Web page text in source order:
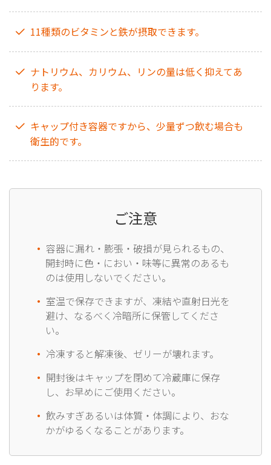
11種類のビタミンと鉄が摂取できます。
ナトリウム、カリウム、リンの量は低く抑えてあ
ります。
キャップ付き容器ですから、少量ずつ飲む場合も
衛生的です。
ご注意
容器に漏れ・膨張・破損が見られるもの、
開封時に色・におい・味等に異常のあるも
のは使用しないでください。
室温で保存できますが、凍結や直射日光を
避け、なるべく冷暗所に保管してくださ
い。
冷凍すると解凍後、ゼリーが壊れます。
開封後はキャップを閉めて冷蔵庫に保存
し、お早めにご使用ください。
飲みすぎあるいは体質・体調により、おな
かがゆるくなることがあります。